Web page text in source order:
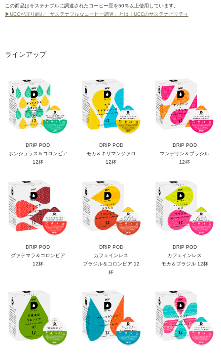
この商品はサステナブルに調達されたコーヒー豆を50％以上使用しています。
▶UCCが取り組む「サステナブルなコーヒー調達」とは｜UCCのサステナビリティ
ラインアップ
DRIP POD
ホンジュラス＆コロンビア
12杯
DRIP POD
モカ＆キリマンジァロ
12杯
DRIP POD
マンデリン＆ブラジル
12杯
DRIP POD
グァテマラ＆コロンビア
12杯
DRIP POD
カフェインレス
ブラジル＆コロンビア 12
杯
DRIP POD
カフェインレス
モカ＆ブラジル 12杯